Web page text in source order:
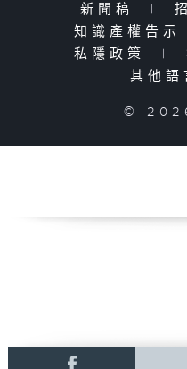
新聞稿 |
知識產權告示
私隱政策
|
其他語
©